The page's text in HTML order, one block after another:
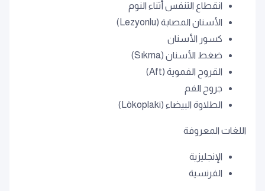
انقطاع التنفس أثناء النوم
الأسنان المصابة (Lezyonlu)
كسور الأسنان
ضغط الأسنان (Sıkma)
القروح الفموية (Aft)
جروح الفم
الطلاوة البيضاء (Lökoplaki)
اللغات المعروفة
الإنجليزية
الفرنسية